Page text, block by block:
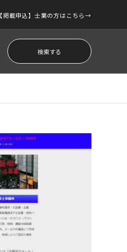
【掲載申込】士業の方はこちら